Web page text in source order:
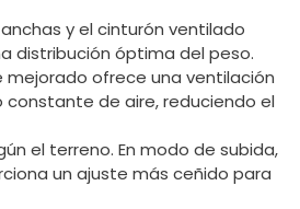
y el cinturón ventilado
distribución óptima del peso.
mejorado ofrece una ventilación
constante de aire, reduciendo el
el terreno. En modo de subida,
un ajuste más ceñido para